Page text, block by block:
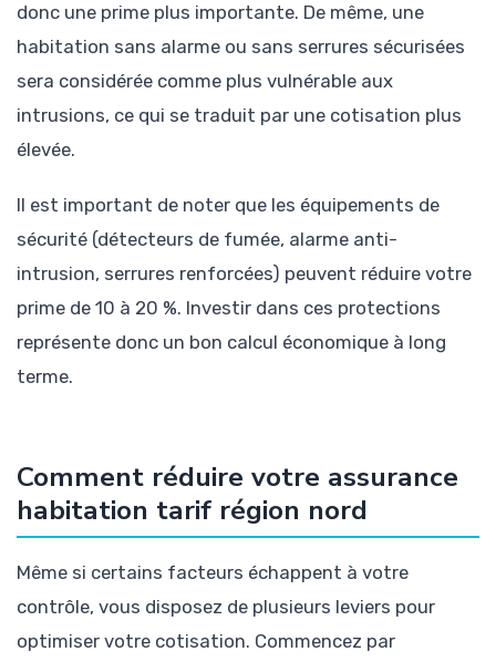
donc une prime plus importante. De même, une
habitation sans alarme ou sans serrures sécurisées
sera considérée comme plus vulnérable aux
intrusions, ce qui se traduit par une cotisation plus
élevée.
Il est important de noter que les équipements de
sécurité (détecteurs de fumée, alarme anti-
intrusion, serrures renforcées) peuvent réduire votre
prime de 10 à 20 %. Investir dans ces protections
représente donc un bon calcul économique à long
terme.
Comment réduire votre assurance
habitation tarif région nord
Même si certains facteurs échappent à votre
contrôle, vous disposez de plusieurs leviers pour
optimiser votre cotisation. Commencez par